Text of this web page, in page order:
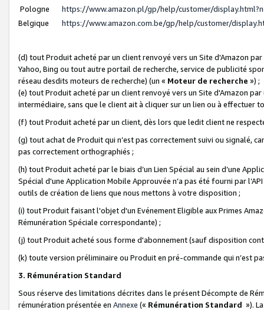
Pologne
https://www.amazon.pl/gp/help/customer/
Belgique
https://www.amazon.com.be/gp/help/customer/
(d) tout Produit acheté par un client renvoyé vers un Site d'Amazon
Yahoo, Bing ou tout autre portail de recherche, service de publicité
réseau desdits moteurs de recherche) (un « Moteur de recherche ») ;
(e) tout Produit acheté par un client renvoyé vers un Site d'Amazon
intermédiaire, sans que le client ait à cliquer sur un lien ou à
(f) tout Produit acheté par un client, dès lors que ledit client ne
(g) tout achat de Produit qui n’est pas correctement suivi ou signalé,
pas correctement orthographiés ;
(h) tout Produit acheté par le biais d’un Lien Spécial au sein d’une
Spécial d'une Application Mobile Approuvée n’a pas été fourni par
outils de création de liens que nous mettons à votre disposition ;
(i) tout Produit faisant l'objet d'un Evénement Eligible aux Primes
Rémunération Spéciale correspondante) ;
(j) tout Produit acheté sous forme d'abonnement (sauf disposition
(k) toute version préliminaire ou Produit en pré-commande qui n’est
3. Rémunération Standard
Sous réserve des limitations décrites dans le présent Décompte de
rémunération présentée en Annexe (« Rémunération Standard »).